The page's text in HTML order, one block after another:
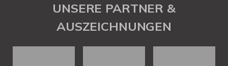
UNSERE PARTNER &
AUSZEICHNUNGEN